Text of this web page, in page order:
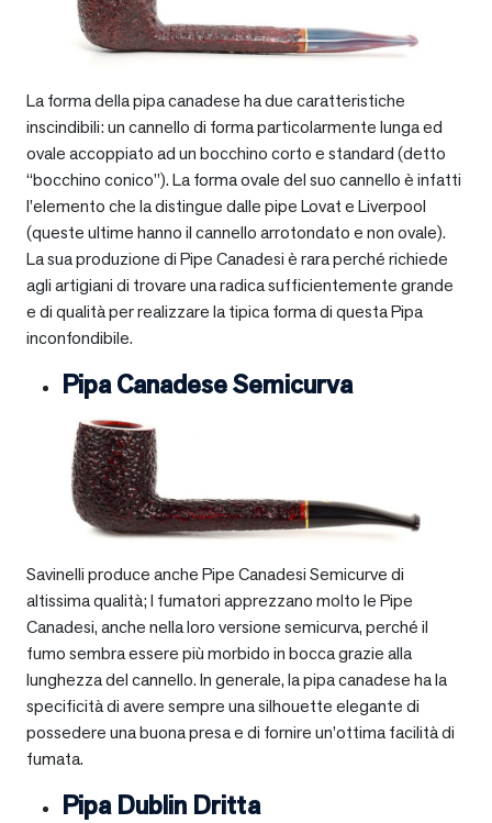
La forma della pipa canadese ha due caratteristiche
inscindibili: un cannello di forma particolarmente lunga ed
ovale accoppiato ad un bocchino corto e standard (detto
“bocchino conico”). La forma ovale del suo cannello è infatti
l’elemento che la distingue dalle pipe Lovat e Liverpool
(queste ultime hanno il cannello arrotondato e non ovale).
La sua produzione di Pipe Canadesi è rara perché richiede
agli artigiani di trovare una radica sufficientemente grande
e di qualità per realizzare la tipica forma di questa Pipa
inconfondibile.
Pipa Canadese Semicurva
Savinelli produce anche Pipe Canadesi Semicurve di
altissima qualità; I fumatori apprezzano molto le Pipe
Canadesi, anche nella loro versione semicurva, perché il
fumo sembra essere più morbido in bocca grazie alla
lunghezza del cannello. In generale, la pipa canadese ha la
specificità di avere sempre una silhouette elegante di
possedere una buona presa e di fornire un’ottima facilità di
fumata.
Pipa Dublin Dritta